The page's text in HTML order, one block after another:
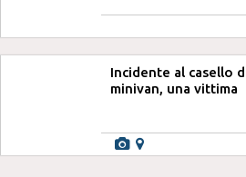
Incidente al casello
minivan, una vittima